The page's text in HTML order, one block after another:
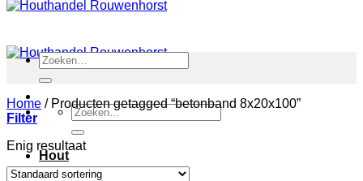
Zoeken
naar:
Hout
Zoeken
naar:
Home /Producten getagged “betonband 8x20x100”
Filter
Enig resultaat